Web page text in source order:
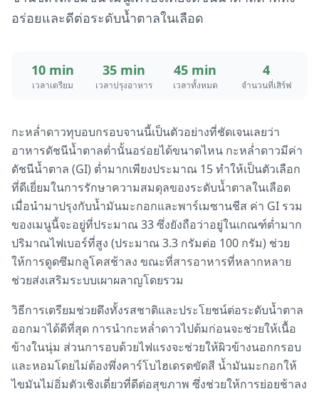
อร่อยและดีต่อระดับน้ำตาลในเลือด
10 min
เวลาเตรียม
35 min
เวลาปรุงอาหาร
45 min
เวลาทั้งหมด
4
จำนวนที่เสิร์ฟ
กะหล่ำดาวทุบอบกรอบจานนี้เป็นตัวอย่างที่ชัดเจนเลยว่า
อาหารดัชนีน้ำตาลต่ำนั้นอร่อยได้ขนาดไหน กะหล่ำดาวมีค่า
ดัชนีน้ำตาล (GI) ต่ำมากเพียงประมาณ 15 ทำให้เป็นตัวเลือก
ที่ดีเยี่ยมในการรักษาความสมดุลของระดับน้ำตาลในเลือด
เมื่อนำมาปรุงกับน้ำมันมะกอกและพาร์เมซานชีส ค่า GI รวม
ของเมนูนี้จะอยู่ที่ประมาณ 33 ซึ่งยังถือว่าอยู่ในเกณฑ์ต่ำมาก
ปริมาณไฟเบอร์ที่สูง (ประมาณ 3.3 กรัมต่อ 100 กรัม) ช่วย
ให้การดูดซึมกลูโคสช้าลง ขณะที่สารอาหารที่หลากหลาย
ช่วยส่งเสริมระบบเผาผลาญโดยรวม
วิธีการเตรียมช่วยดึงทั้งรสชาติและประโยชน์ต่อระดับน้ำตาล
ออกมาได้ดีที่สุด การนำกะหล่ำดาวไปต้มก่อนจะช่วยให้เนื้อ
ข้างในนุ่ม ส่วนการอบด้วยไฟแรงจะช่วยให้ผิวข้างนอกกรอบ
และหอมโดยไม่ต้องพึ่งคาร์โบไฮเดรตขัดสี น้ำมันมะกอกให้
ไขมันไม่อิ่มตัวเชิงเดี่ยวที่ดีต่อสุขภาพ ซึ่งช่วยให้การย่อยช้าลง